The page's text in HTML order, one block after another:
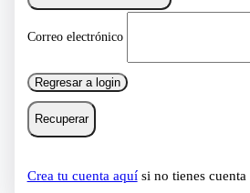
Correo electrónico
Regresar a login
Recuperar
Crea tu cuenta aquísi no tienes cuenta